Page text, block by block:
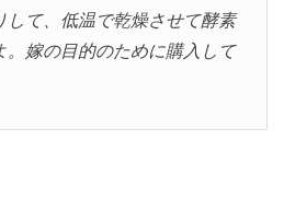
て、低温で乾燥させて酵素
。嫁の目的のために購入して